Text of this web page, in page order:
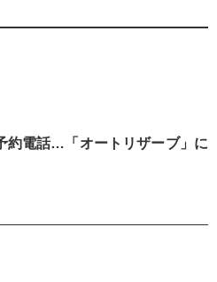
約電話…「オートリザーブ」に